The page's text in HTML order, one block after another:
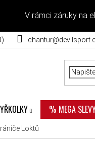
V rámci záruky na
% MEGA
Loktů